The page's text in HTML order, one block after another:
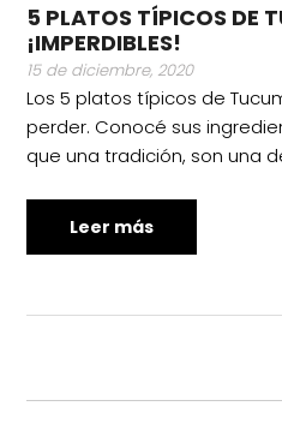
5 PLATOS TÍPICOS DE
¡IMPERDIBLES!
15 de diciembre, 2020
Los 5 platos típicos de
perder. Conocé sus
que una tradición, son una
Leer más